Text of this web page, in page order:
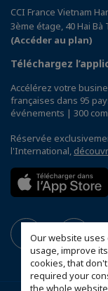
Our website uses
usage, improve
cookies, that
required your
the whole
CCI France Vietnam
3ème étage, 40 Hai
(Accéder au plan)
Téléchargez
Accélérez votre
françaises dans 95
événements | 300
Réservée
l'International,